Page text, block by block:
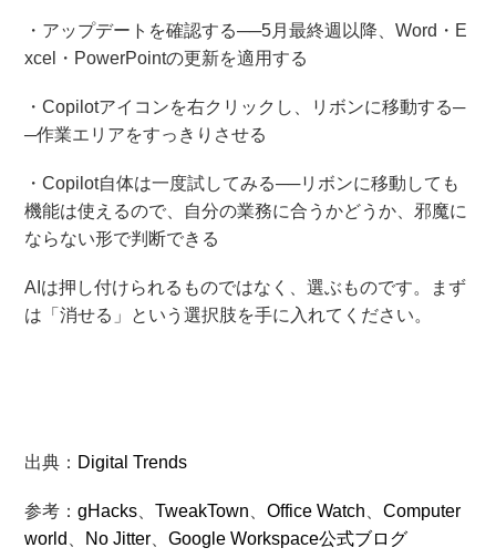
・アップデートを確認する──5月最終週以降、Word・E
xcel・PowerPointの更新を適用する
・Copilotアイコンを右クリックし、リボンに移動する─
─作業エリアをすっきりさせる
・Copilot自体は一度試してみる──リボンに移動しても
機能は使えるので、自分の業務に合うかどうか、邪魔に
ならない形で判断できる
AIは押し付けられるものではなく、選ぶものです。まず
は「消せる」という選択肢を手に入れてください。
出典： Digital Trends
参考：gHacks 、TweakTown 、Office Watch 、Computer
world
No Jitter 、Google Workspace公式ブログ